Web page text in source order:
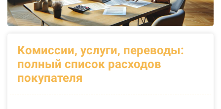
Комиссии, услуги, переводы:
полный список расходов
покупателя